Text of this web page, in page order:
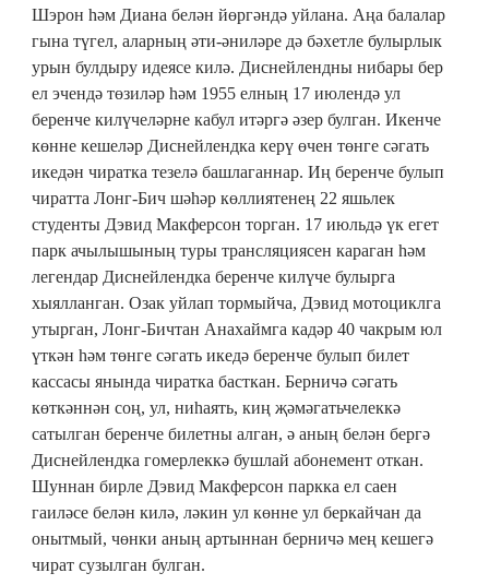
Шэрон һәм Диана белән йөргәндә уйлана. Аңа балалар
гына түгел, аларның әти-әниләре дә бәхетле булырлык
урын булдыру идеясе килә. Диснейлендны нибары бер
ел эчендә төзиләр һәм 1955 елның 17 июлендә ул
беренче килүчеләрне кабул итәргә әзер булган. Икенче
көнне кешеләр Диснейлендка керү өчен төнге сәгать
икедән чиратка тезелә башлаганнар. Иң беренче булып
чиратта Лонг-Бич шәһәр көллиятенең 22 яшьлек
студенты Дэвид Макферсон торган. 17 июльдә үк егет
парк ачылышының туры трансляциясен караган һәм
легендар Диснейлендка беренче килүче булырга
хыялланган. Озак уйлап тормыйча, Дэвид мотоциклга
утырган, Лонг-Бичтан Анахаймга кадәр 40 чакрым юл
үткән һәм төнге сәгать икедә беренче булып билет
кассасы янында чиратка басткан. Берничә сәгать
көткәннән соң, ул, ниһаять, киң җәмәгатьчелеккә
сатылган беренче билетны алган, ә аның белән бергә
Диснейлендка гомерлеккә бушлай абонемент откан.
Шуннан бирле Дэвид Макферсон паркка ел саен
гаиләсе белән килә, ләкин ул көнне ул беркайчан да
онытмый, чөнки аның артыннан берничә мең кешегә
чират сузылган булган.